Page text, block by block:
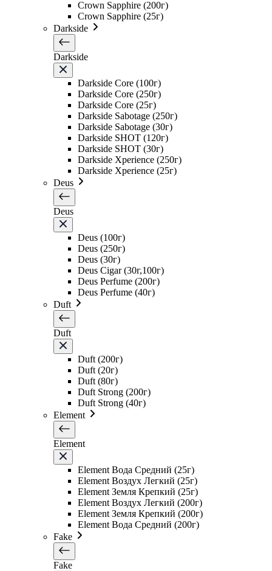
Crown Sapphire (200г)
Crown Sapphire (25г)
Darkside
Darkside
Darkside Core (100г)
Darkside Core (250г)
Darkside Core (25г)
Darkside Sabotage (250г)
Darkside Sabotage (30г)
Darkside SHOT (120г)
Darkside SHOT (30г)
Darkside Xperience (250г)
Darkside Xperience (25г)
Deus
Deus
Deus (100г)
Deus (250г)
Deus (30г)
Deus Cigar (30г,100г)
Deus Perfume (200г)
Deus Perfume (40г)
Duft
Duft
Duft (200г)
Duft (20г)
Duft (80г)
Duft Strong (200г)
Duft Strong (40г)
Element
Element
Element Вода Средний (25г)
Element Воздух Легкий (25г)
Element Земля Крепкий (25г)
Element Воздух Легкий (200г)
Element Земля Крепкий (200г)
Element Вода Средний (200г)
Fake
Fake